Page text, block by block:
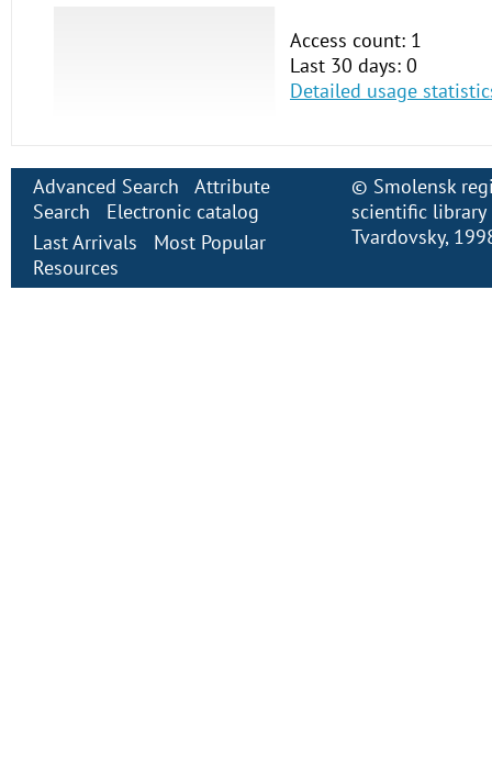
Access count: 1
Last 30 days: 0
Detailed usage
Advanced Search
Attribute
Search
Electronic сatalog
Last Arrivals
Most Popular
Resources
© Smolensk
scientific library
Tvardovsky,